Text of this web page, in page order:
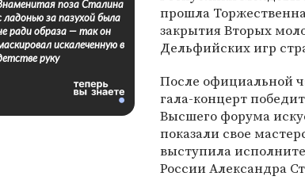
прошла
закрытия Вторых
Дельфийских игр
После официальной
гала-концерт
Высшего форума
показали свое
выступила
России Александра
поза Сталина
ладонью за пазухой была
ради образа — так он
искалеченную в
руку